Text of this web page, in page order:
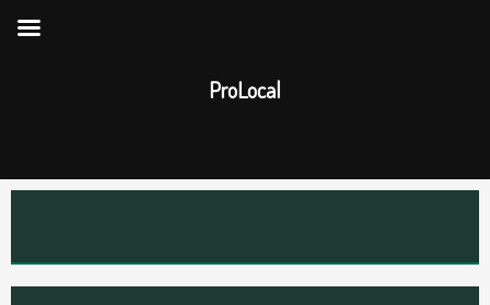
ProLocal